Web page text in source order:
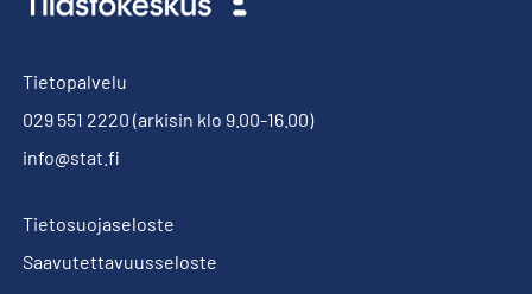
Tietopalvelu
029 551 2220 (arkisin klo 9.00-16.00)
info@stat.fi
Tietosuojaseloste
Saavutettavuusseloste